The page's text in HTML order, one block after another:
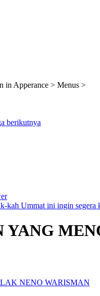
in Apperance > Menus >
berikutnya
kah Ummat ini ingin segera
YANG